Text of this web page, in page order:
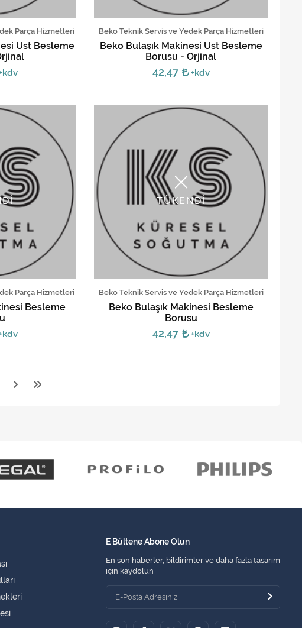
Parça Hizmetleri
Üst Besleme
Beko Teknik Servis ve Yedek Parça Hizmetleri
Beko Bulaşık Makinesi Üst Besleme
Borusu - Orjinal
42,47 +kdv
Parça Hizmetleri
Besleme
TÜKENDİ
Beko Teknik Servis ve Yedek Parça Hizmetleri
Beko Bulaşık Makinesi Besleme
Borusu
42,47 +kdv
E Bültene Abone Olun
En son haberler, bildirimler ve daha fazla tasarım
için kaydolun